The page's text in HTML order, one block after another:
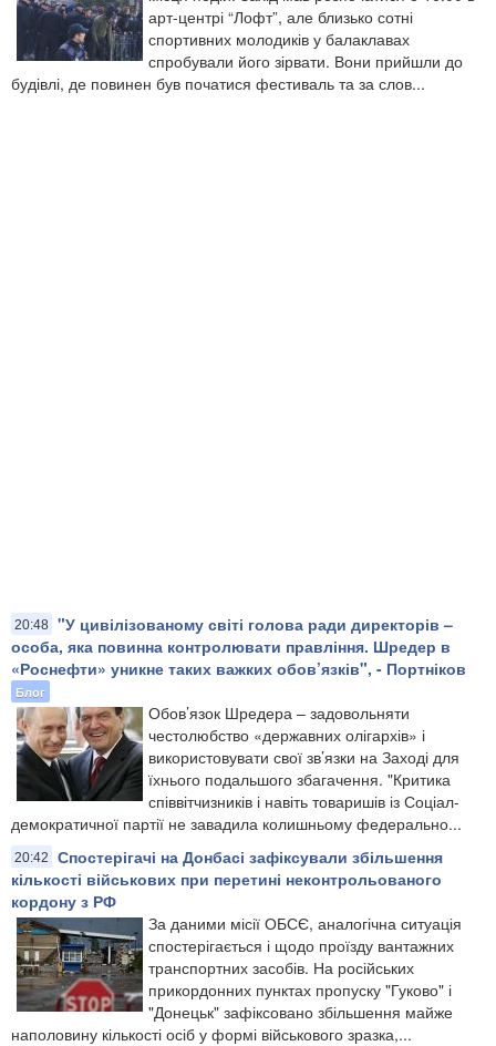
арт-центрі “Лофт”, але близько сотні
спортивних молодиків у балаклавах
спробували його зірвати. Вони прийшли до
будівлі, де повинен був початися фестиваль та за слов...
20:48 "У цивілізованому світі голова ради директорів –
особа, яка повинна контролювати правління. Шредер в
«Роснефти» уникне таких важких обов’язків", - Портніков
Блог
Обов’язок Шредера – задовольняти
честолюбство «державних олігархів» і
використовувати свої зв’язки на Заході для
їхнього подальшого збагачення. "Критика
співвітчизників і навіть товаришів із Соціал-
демократичної партії не завадила колишньому федерально...
20:42
Спостерігачі на Донбасі зафіксували збільшення
кількості військових при перетині неконтрольованого
кордону з РФ
За даними місії ОБСЄ, аналогічна ситуація
спостерігається і щодо проїзду вантажних
транспортних засобів. На російських
прикордонних пунктах пропуску "Гуково" і
"Донецьк" зафіксовано збільшення майже
наполовину кількості осіб у формі військового зразка,...